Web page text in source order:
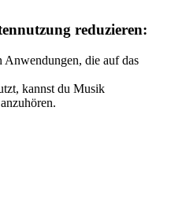
reduzieren:
Anwendungen, die auf das
kannst du Musik